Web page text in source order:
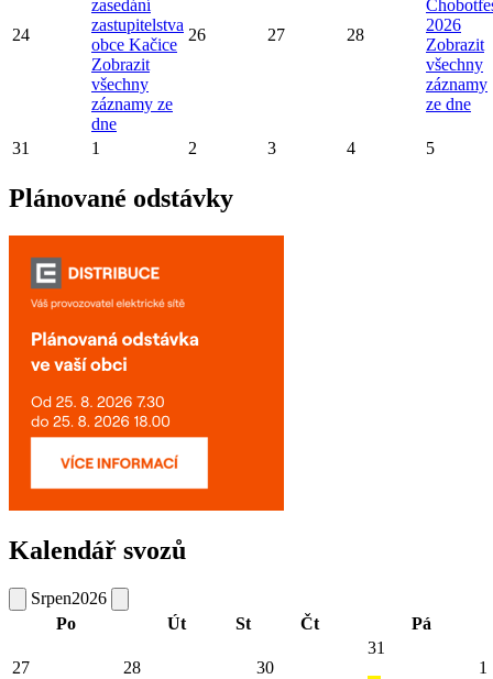
24
zasedání
zastupitelstva
obce Kačice
Zobrazit
všechny
záznamy ze
dne
26 27 28
2026
Zobrazit
všechny
záznamy
ze dne
31 1 2 3 4 5
Plánované odstávky
Kalendář svozů
Srpen2026
Po
Út St Čt Pá
27
28
30
31
1